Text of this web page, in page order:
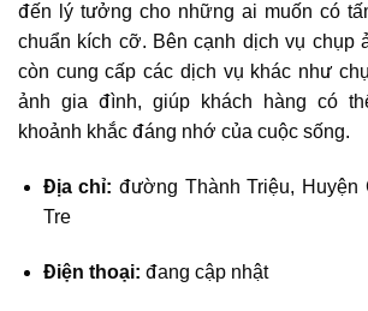
đến lý tưởng cho những ai muốn có
chuẩn kích cỡ. Bên cạnh dịch vụ chụp
còn cung cấp các dịch vụ khác như
ảnh gia đình, giúp khách hàng có
khoảnh khắc đáng nhớ của cuộc sống.
Địa chỉ:đường Thành Triệu, Huyện
Tre
Điện thoại: đang cập nhật